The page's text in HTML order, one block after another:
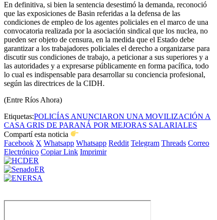
En definitiva, si bien la sentencia desestimó la demanda, reconoció
que las exposiciones de Basin referidas a la defensa de las
condiciones de empleo de los agentes policiales en el marco de una
convocatoria realizada por la asociación sindical que los nuclea, no
pueden ser objeto de censura, en la medida que el Estado debe
garantizar a los trabajadores policiales el derecho a organizarse para
discutir sus condiciones de trabajo, a peticionar a sus superiores y a
las autoridades y a expresarse públicamente en forma pacífica, todo
lo cual es indispensable para desarrollar su conciencia profesional,
según las directrices de la CIDH.
(Entre Ríos Ahora)
Etiquetas:POLICÍAS ANUNCIARON UNA MOVILIZACIÓN A
CASA GRIS DE PARANÁ POR MEJORAS SALARIALES
Compartí esta noticia
Facebook X Whatsapp Whatsapp Reddit Telegram Threads Correo
Electrónico Copiar Link Imprimir